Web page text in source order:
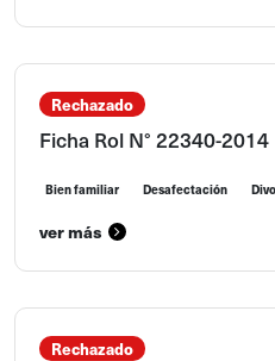
Rechazado
Ficha Rol N° 22340-2014
Bien familiar Desafectación
ver más
Rechazado